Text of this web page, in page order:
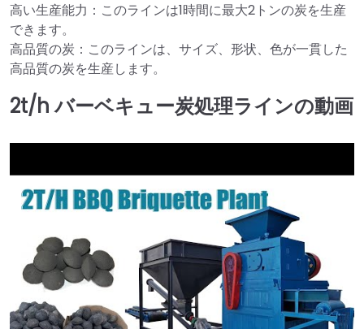
高い生産能力：このラインは1時間に最大2トンの炭を生産
できます。
高品質の炭：このラインは、サイズ、形状、色が一貫した
高品質の炭を生産します。
2t/h バーベキュー炭処理ラインの動画